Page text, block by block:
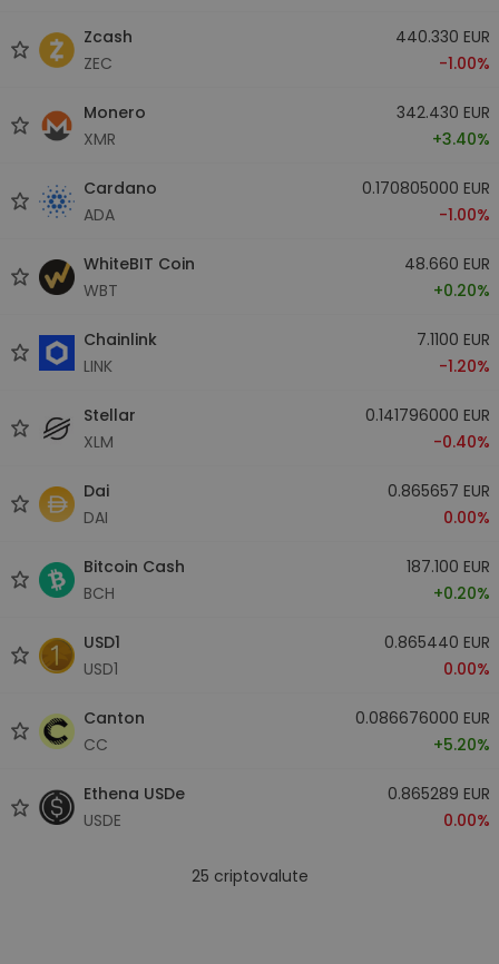
Zcash
ZEC
440.330 EUR
-1.00%
Monero
XMR
342.430 EUR
+3.40%
Cardano
ADA
0.170805000 EUR
-1.00%
WhiteBIT Coin
WBT
48.660 EUR
+0.20%
Chainlink
LINK
7.1100 EUR
-1.20%
Stellar
XLM
0.141796000 EUR
-0.40%
Dai
DAI
0.865657 EUR
0.00%
Bitcoin Cash
BCH
187.100 EUR
+0.20%
USD1
USD1
0.865440 EUR
0.00%
Canton
CC
0.086676000 EUR
+5.20%
Ethena USDe
USDE
0.865289 EUR
0.00%
25 criptovalute